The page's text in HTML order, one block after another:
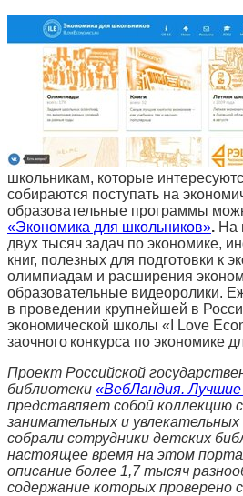
школьникам, которые
собираются поступать на
образовательные программы
«Экономика для школьников». На
двух тысяч задач по экономике,
книг, полезных для подготовки к
олимпиадам и расширения
образовательные видеоролики.
в проведении крупнейшей в
экономической школы «I Love
заочного конкурса по экономике
Проект Российской
библиотеки «ВебЛандия.
представляет собой коллекцию
занимательных и
собрали сотрудники детских
настоящее время на этом
описание более 1,7 тысяч
содержание которых проверено